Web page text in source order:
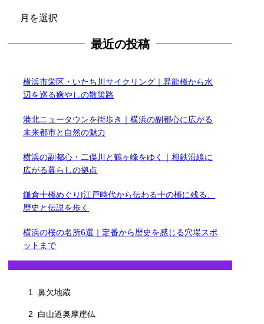
カ
最近の投稿
横浜市栄区・いたち川サイクリング｜昇龍橋から水
辺を巡る癒やしの散策路
港北ニュータウンを街歩き｜横浜の副都心に広がる
未来都市と自然の魅力
横浜の副都心・二俣川と鶴ヶ峰をゆく｜相鉄沿線に
広がる暮らしの拠点
鎌倉十橋めぐり|江戸時代から伝わる十の橋に残る、
歴史と伝説を歩く
横浜の桜の名所6選｜定番から歴史を感じる穴場スポ
ットまで
1 鼻欠地蔵
2 白山道奥摩崖仏